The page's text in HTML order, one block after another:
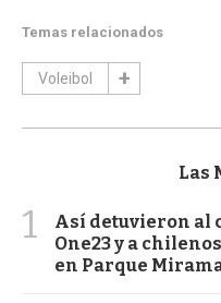
Temas relacionados
Voleibol
Las
1
Así detuvieron al
One23 y a
en Parque